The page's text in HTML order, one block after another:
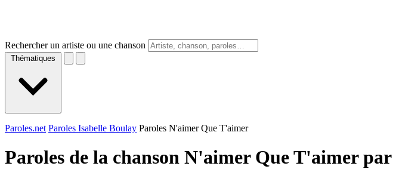
Rechercher un artiste ou une chanson
Thématiques
Paroles.net Paroles Isabelle Boulay Paroles N'aimer Que T'aimer
Paroles de la chanson N'aimer Que T'aimer par